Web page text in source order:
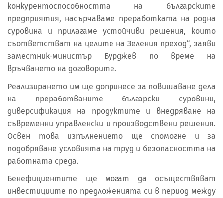
конкурентоспособността на българските
предприятия, насърчаваме преработката на родна
суровина и прилагаме устойчиви решения, които
съответстват на целите на Зеления преход“, заяви
заместник-министър Бурджев по време на
връчването на договорите.
Реализирането им ще допринесе за повишаване дела
на преработваните български суровини,
диверсификация на продуктите и внедряване на
съвременни управленски и производствени решения.
Освен това изпълнението ще спомогне и за
подобряване условията на труд и безопасността на
работната среда.
Бенефициентите ще могат да осъществяват
инвестициите по предложенията си в период между